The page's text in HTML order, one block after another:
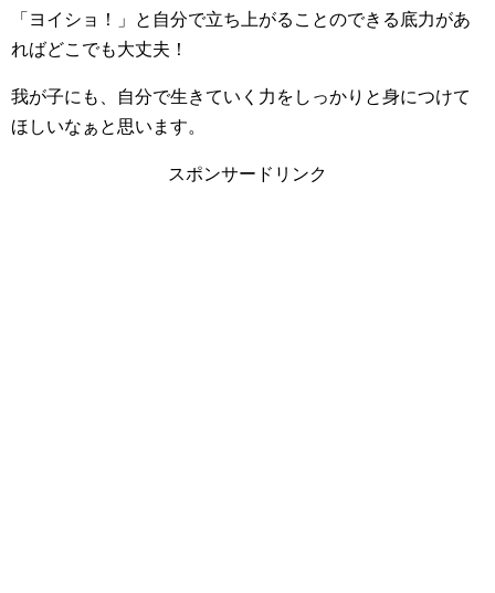
「ヨイショ！」と自分で立ち上がることのできる底力があ
ればどこでも大丈夫！
我が子にも、自分で生きていく力をしっかりと身につけて
ほしいなぁと思います。
スポンサードリンク